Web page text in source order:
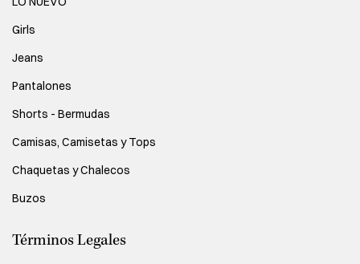
Girls
Jeans
Pantalones
Shorts - Bermudas
Camisas, Camisetas y Tops
Chaquetas y Chalecos
Buzos
Términos Legales